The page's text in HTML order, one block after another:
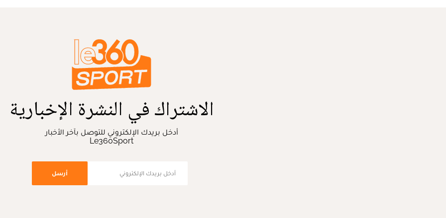
الاشتراك في النشرة الإخبارية
أدخل بريدك الإلكتروني للتوصل بآخر الأخبار
Le360Sport
أرسل